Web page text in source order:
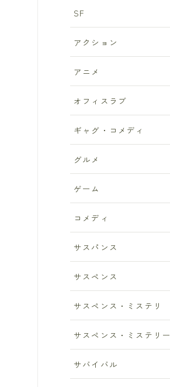
SF
アクション
アニメ
オフィスラブ
ギャグ・コメディ
グルメ
ゲーム
コメディ
サスパンス
サスペンス
サスペンス・ミステリ
サスペンス・ミステリー
サバイバル